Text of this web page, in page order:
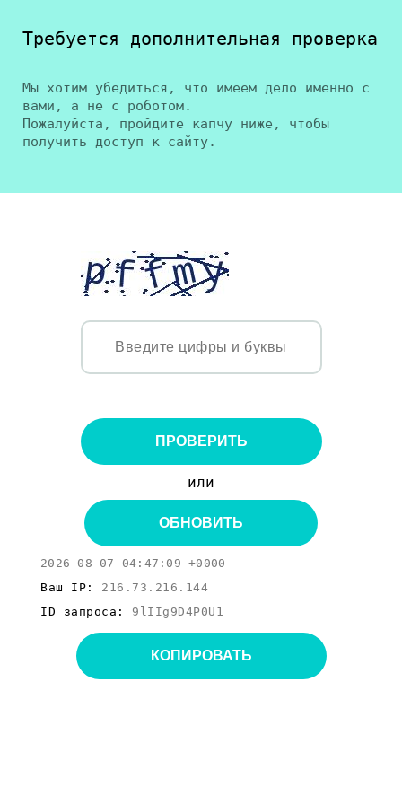
Требуется дополнительная проверка
Мы хотим убедиться, что имеем дело именно с
вами, а не с роботом.
Пожалуйста, пройдите капчу ниже, чтобы
получить доступ к сайту.
ПРОВЕРИТЬ
или
ОБНОВИТЬ
2026-08-07 04:47:09 +0000
Ваш IP: 216.73.216.144
ID запроса: 9lIIg9D4P0U1
КОПИРОВАТЬ